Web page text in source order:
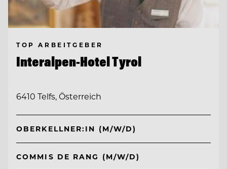
TOP ARBEITGEBER
Interalpen-Hotel Tyrol
6410 Telfs, Österreich
OBERKELLNER:IN (M/W/D)
COMMIS DE RANG (M/W/D)